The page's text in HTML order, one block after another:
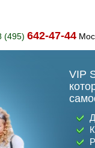
(495) 642-47-44
VIP